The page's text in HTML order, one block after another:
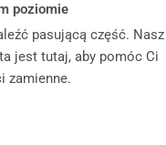
poziomie
pasującą część. Nasz
jest tutaj, aby pomóc Ci
zamienne.